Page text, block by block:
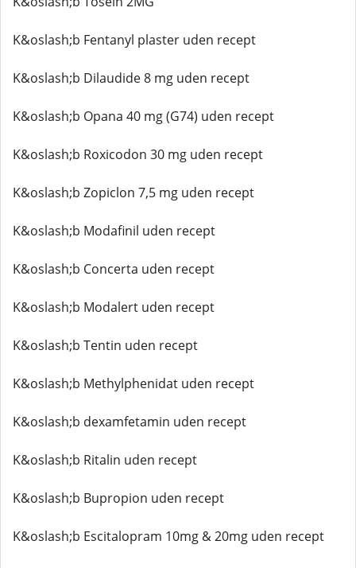
K&oslash;b Fentanyl plaster uden recept
K&oslash;b Dilaudide 8 mg uden recept
K&oslash;b Opana 40 mg (G74) uden recept
K&oslash;b Roxicodon 30 mg uden recept
K&oslash;b Zopiclon 7,5 mg uden recept
K&oslash;b Modafinil uden recept
K&oslash;b Concerta uden recept
K&oslash;b Modalert uden recept
K&oslash;b Tentin uden recept
K&oslash;b Methylphenidat uden recept
K&oslash;b dexamfetamin uden recept
K&oslash;b Ritalin uden recept
K&oslash;b Bupropion uden recept
K&oslash;b Escitalopram 10mg & 20mg uden recept